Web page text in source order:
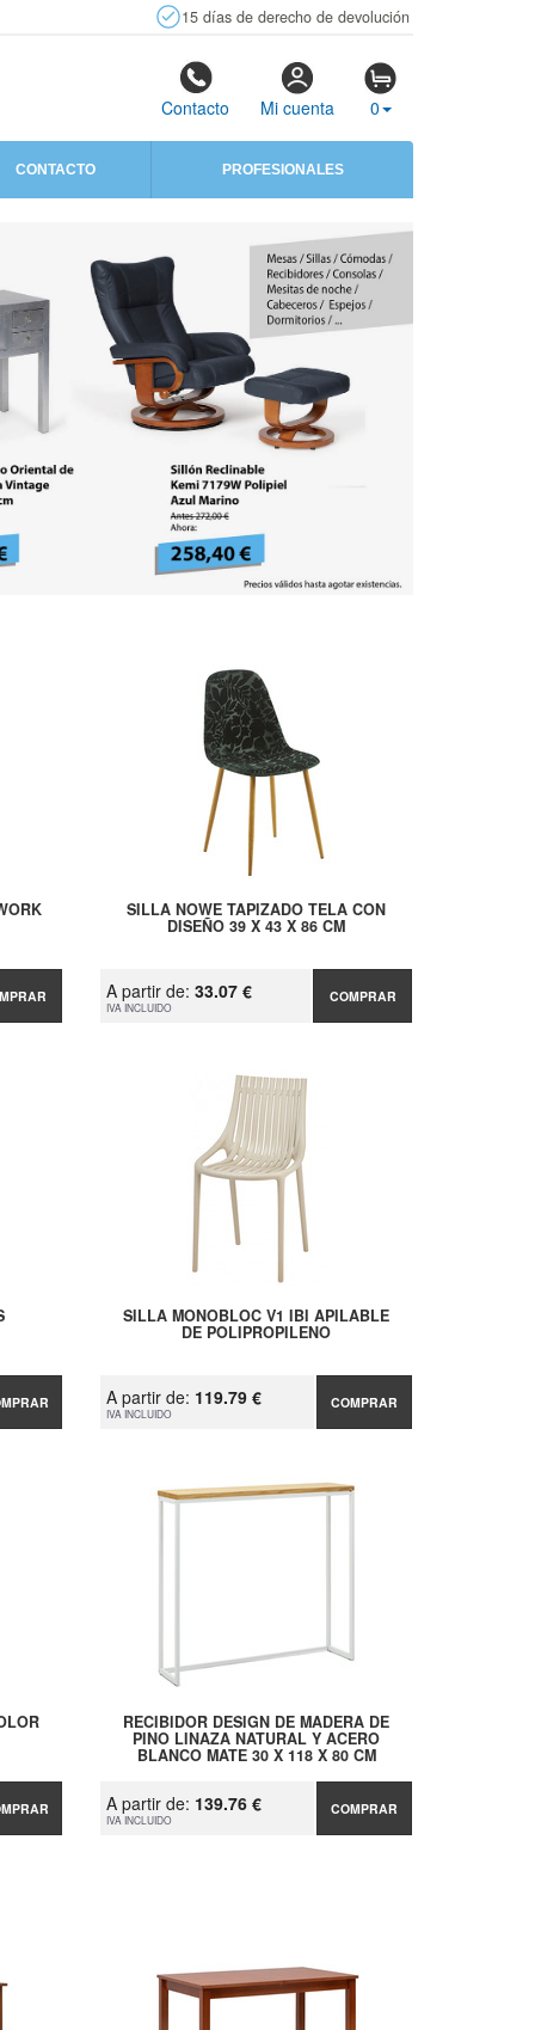
15 días de derecho de devolución
Contacto Mi cuenta 0
CONTACTO PROFESIONALES
SILLA NOWE TAPIZADO TELA CON
DISEÑO 39 X 43 X 86 CM
A partir de:33.07 €
IVA INCLUIDO
COMPRAR
SILLA MONOBLOC V1 IBI APILABLE
DE POLIPROPILENO
A partir de: 119.79 €
IVA INCLUIDO
COMPRAR
RECIBIDOR DESIGN DE MADERA DE
PINO LINAZA NATURAL Y ACERO
BLANCO MATE 30 X 118 X 80 CM
A partir de: 139.76 €
IVA INCLUIDO
COMPRAR